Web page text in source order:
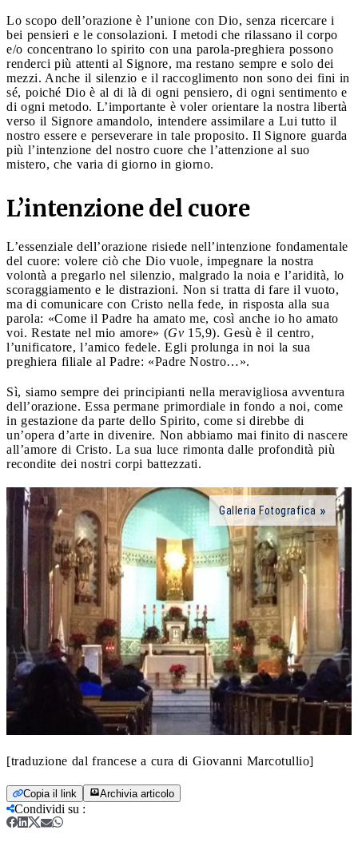
Lo scopo dell’orazione è l’unione con Dio, senza ricercare i
bei pensieri e le consolazioni. I metodi che rilassano il corpo
e/o concentrano lo spirito con una parola-preghiera possono
renderci più attenti al Signore, ma restano sempre e solo dei
mezzi. Anche il silenzio e il raccoglimento non sono dei fini in
sé, poiché Dio è al di là di ogni pensiero, di ogni sentimento e
di ogni metodo. L’importante è voler orientare la nostra libertà
verso il Signore amandolo, intendere assimilare a Lui tutto il
nostro essere e perseverare in tale proposito. Il Signore guarda
più l’intenzione del nostro cuore che l’attenzione al suo
mistero, che varia di giorno in giorno.
L’intenzione del cuore
L’essenziale dell’orazione risiede nell’intenzione fondamentale
del cuore: volere ciò che Dio vuole, impegnare la nostra
volontà a pregarlo nel silenzio, malgrado la noia e l’aridità, lo
scoraggiamento e le distrazioni. Non si tratta di fare il vuoto,
ma di comunicare con Cristo nella fede, in risposta alla sua
parola: «Come il Padre ha amato me, così anche io ho amato
voi. Restate nel mio amore» (Gv 15,9). Gesù è il centro,
l’unificatore, l’amico fedele. Egli prolunga in noi la sua
preghiera filiale al Padre: «Padre Nostro…».
Sì, siamo sempre dei principianti nella meravigliosa avventura
dell’orazione. Essa permane primordiale in fondo a noi, come
in gestazione da parte dello Spirito, come si direbbe di
un’opera d’arte in divenire. Non abbiamo mai finito di nascere
all’amore di Cristo. La sua luce rimonta dalle profondità più
recondite dei nostri corpi battezzati.
Galleria Fotografica
[traduzione dal francese a cura di Giovanni Marcotullio]
Copia il link Archivia articolo
Condividi su :